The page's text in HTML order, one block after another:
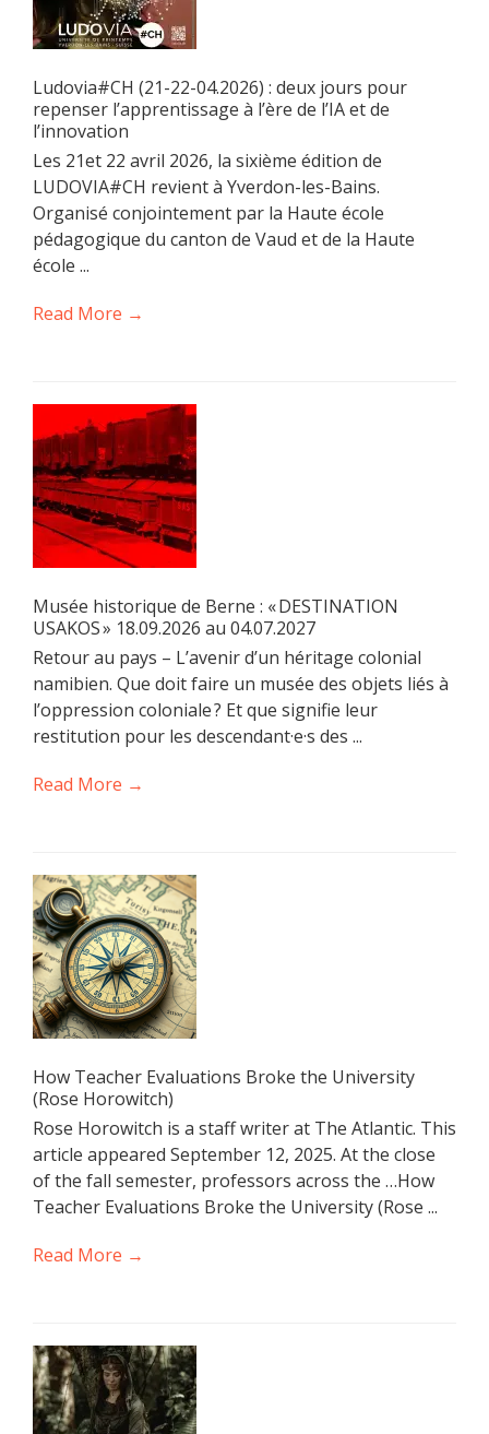
Ludovia#CH (21-22-04.2026) : deux jours pour
repenser l’apprentissage à l’ère de l’IA et de
l’innovation
Les 21et 22 avril 2026, la sixième édition de
LUDOVIA#CH revient à Yverdon-les-Bains.
Organisé conjointement par la Haute école
pédagogique du canton de Vaud et de la Haute
école ...
Read More →
Musée historique de Berne : « DESTINATION
USAKOS » 18.09.2026 au 04.07.2027
Retour au pays – L’avenir d’un héritage colonial
namibien. Que doit faire un musée des objets liés à
l’oppression coloniale ? Et que signifie leur
restitution pour les descendant·e·s des ...
Read More →
How Teacher Evaluations Broke the University
(Rose Horowitch)
Rose Horowitch is a staff writer at The Atlantic. This
article appeared September 12, 2025. At the close
of the fall semester, professors across the …How
Teacher Evaluations Broke the University (Rose ...
Read More →